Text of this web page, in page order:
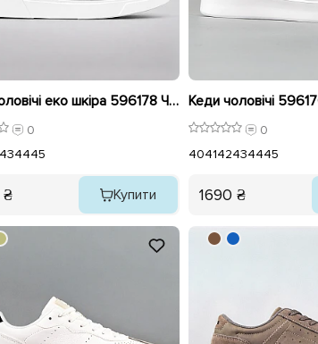
Кеди чоловічі еко шкіра 596178 Чорні
0
434445
₴ Купити
Кеди чоловічі
0
404142434445
1690 ₴